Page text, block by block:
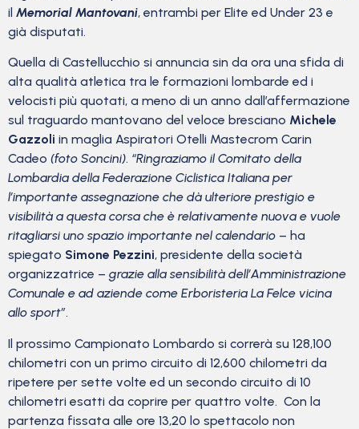
il Memorial Mantovani, entrambi per Elite ed Under 23 e
già disputati.
Quella di Castellucchio si annuncia sin da ora una sfida di
alta qualità atletica tra le formazioni lombarde ed i
velocisti più quotati, a meno di un anno dall’affermazione
sul traguardo mantovano del veloce bresciano Michele
Gazzoli in maglia Aspiratori Otelli Mastecrom Carin
Cadeo (foto Soncini). “Ringraziamo il Comitato della
Lombardia della Federazione Ciclistica Italiana per
l’importante assegnazione che dà ulteriore prestigio e
visibilità a questa corsa che è relativamente nuova e vuole
ritagliarsi uno spazio importante nel calendario – ha
spiegato Simone Pezzini, presidente della società
organizzatrice – grazie alla sensibilità dell’Amministrazione
Comunale e ad aziende come Erboristeria La Felce vicina
allo sport”.
Il prossimo Campionato Lombardo si correrà su 128,100
chilometri con un primo circuito di 12,600 chilometri da
ripetere per sette volte ed un secondo circuito di 10
chilometri esatti da coprire per quattro volte. Con la
partenza fissata alle ore 13,20 lo spettacolo non